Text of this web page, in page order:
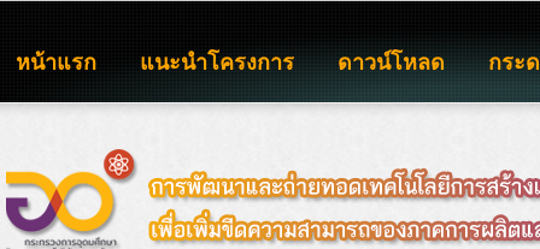
หน้าแรก แนะนำโครงการ ดาวน์โหลด กระ